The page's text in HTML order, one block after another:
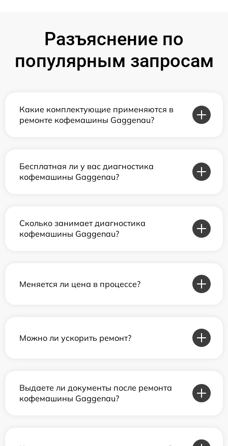
Разъяснение по
популярным запросам
Какие комплектующие применяются в
ремонте кофемашины Gaggenau?
Бесплатная ли у вас диагностика
кофемашины Gaggenau?
Сколько занимает диагностика
кофемашины Gaggenau?
Меняется ли цена в процессе?
Можно ли ускорить ремонт?
Выдаете ли документы после ремонта
кофемашины Gaggenau?